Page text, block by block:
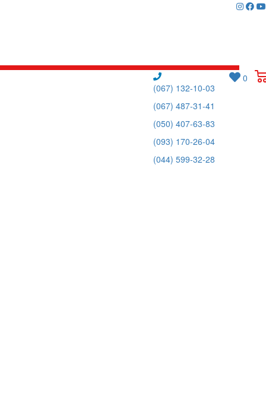
0
(067) 132-10-03
(067) 487-31-41
(050) 407-63-83
(093) 170-26-04
(044) 599-32-28